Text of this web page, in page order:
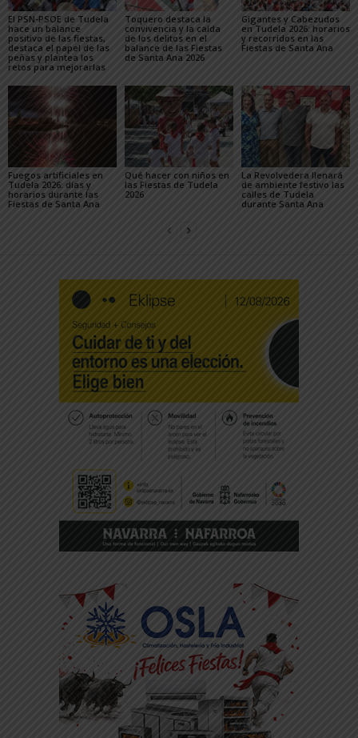
El PSN-PSOE de Tudela
hace un balance
positivo de las fiestas,
destaca el papel de las
peñas y plantea los
retos para mejorarlas
Toquero destaca la
convivencia y la caída
de los delitos en el
balance de las Fiestas
de Santa Ana 2026
Gigantes y Cabezudos
en Tudela 2026: horarios
y recorridos en las
Fiestas de Santa Ana
Fuegos artificiales en
Tudela 2026: días y
horarios durante las
Fiestas de Santa Ana
Qué hacer con niños en
las Fiestas de Tudela
2026
La Revolvedera llenará
de ambiente festivo las
calles de Tudela
durante Santa Ana